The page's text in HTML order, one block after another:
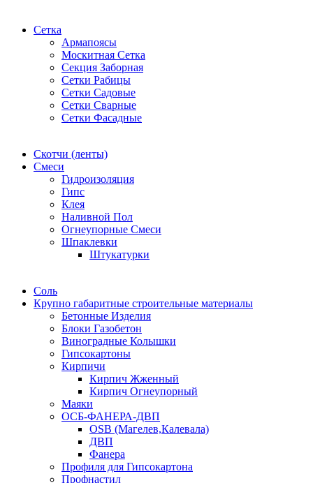
Сетка
Армапоясы
Москитная Сетка
Секция Заборная
Сетки Рабицы
Сетки Садовые
Сетки Сварные
Сетки Фасадные
Скотчи (ленты)
Смеси
Гидроизоляция
Гипс
Клея
Наливной Пол
Огнеупорные Смеси
Шпаклевки
Штукатурки
Соль
Крупно габаритные строительные материалы
Бетонные Изделия
Блоки Газобетон
Виноградные Колышки
Гипсокартоны
Кирпичи
Кирпич Жженный
Кирпич Огнеупорный
Маяки
ОСБ-ФАНЕРА-ДВП
OSB (Магелев,Калевала)
ДВП
Фанера
Профиля для Гипсокартона
Профнастил